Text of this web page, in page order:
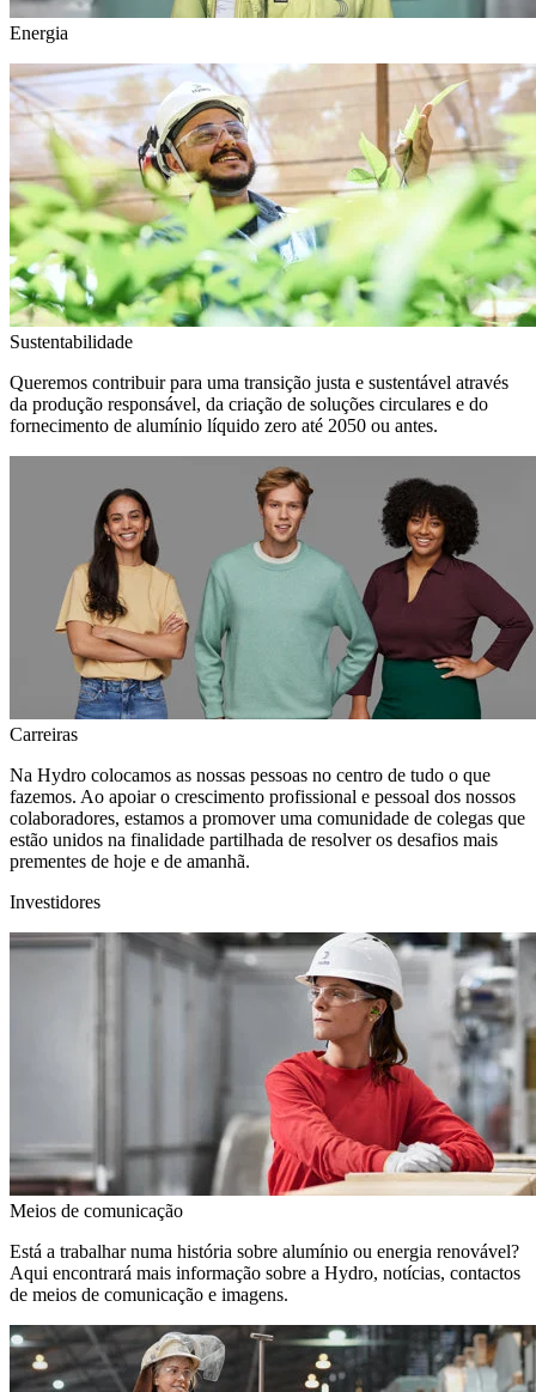
Energia
Sustentabilidade
Queremos contribuir para uma transição justa e sustentável através
da produção responsável, da criação de soluções circulares e do
fornecimento de alumínio líquido zero até 2050 ou antes.
Carreiras
Na Hydro colocamos as nossas pessoas no centro de tudo o que
fazemos. Ao apoiar o crescimento profissional e pessoal dos nossos
colaboradores, estamos a promover uma comunidade de colegas que
estão unidos na finalidade partilhada de resolver os desafios mais
prementes de hoje e de amanhã.
Investidores
Meios de comunicação
Está a trabalhar numa história sobre alumínio ou energia renovável?
Aqui encontrará mais informação sobre a Hydro, notícias, contactos
de meios de comunicação e imagens.